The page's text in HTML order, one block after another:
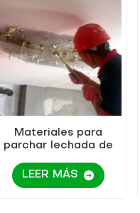
Materiales para
parchar lechada de
aceite de espuma
rápida KEZU
LEER MÁS